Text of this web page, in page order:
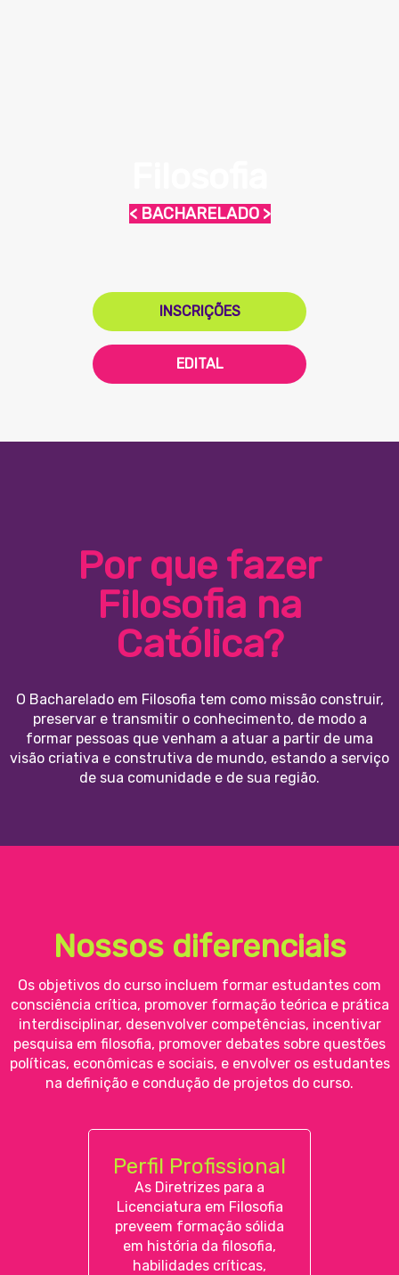
< BACHARELADO >
INSCRIÇÕES
EDITAL
Por que fazer
Filosofia na
Católica?
O Bacharelado em Filosofia tem como missão construir,
preservar e transmitir o conhecimento, de modo a
formar pessoas que venham a atuar a partir de uma
visão criativa e construtiva de mundo, estando a serviço
de sua comunidade e de sua região.
Nossos diferenciais
Os objetivos do curso incluem formar estudantes com
consciência crítica, promover formação teórica e prática
interdisciplinar, desenvolver competências, incentivar
pesquisa em filosofia, promover debates sobre questões
políticas, econômicas e sociais, e envolver os estudantes
na definição e condução de projetos do curso.
Perfil Profissional
As Diretrizes para a
Licenciatura em Filosofia
preveem formação sólida
em história da filosofia,
habilidades críticas,